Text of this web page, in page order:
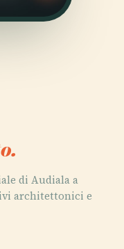
di Audiala a
architettonici e